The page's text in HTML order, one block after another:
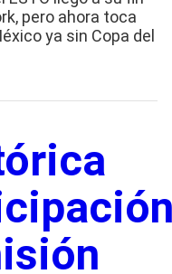
pero ahora toca
ya sin Copa del